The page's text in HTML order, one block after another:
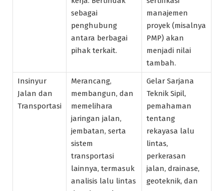
sebagai
penghubung
antara berbagai
pihak terkait.
manajemen
proyek (misalnya
PMP) akan
menjadi nilai
tambah.
Insinyur
Jalan dan
Transportasi
Merancang,
membangun, dan
memelihara
jaringan jalan,
jembatan, serta
sistem
transportasi
lainnya, termasuk
analisis lalu lintas
Gelar Sarjana
Teknik Sipil,
pemahaman
tentang
rekayasa lalu
lintas,
perkerasan
jalan, drainase,
geoteknik, dan